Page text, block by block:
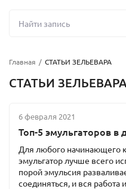
Главная / СТАТЬИ ЗЕЛЬЕВАРА
СТАТЬИ ЗЕЛЬЕВАРА
6 февраля 2021
Топ-5 эмульгаторов
Для любого начинающего
эмульгатор лучше всего
порой эмульсия
соединяться, и вся работа